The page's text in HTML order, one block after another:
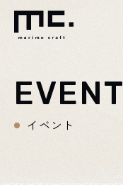
EVENT
イベント